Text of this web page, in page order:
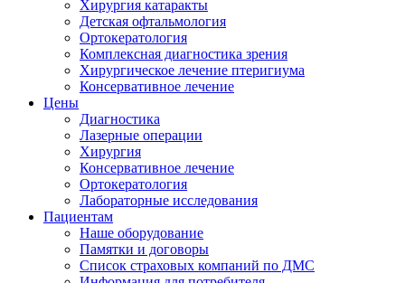
Хирургия катаракты
Детская офтальмология
Ортокератология
Комплексная диагностика зрения
Хирургическое лечение птеригиума
Консервативное лечение
Цены
Диагностика
Лазерные операции
Хирургия
Консервативное лечение
Ортокератология
Лабораторные исследования
Пациентам
Наше оборудование
Памятки и договоры
Список страховых компаний по ДМС